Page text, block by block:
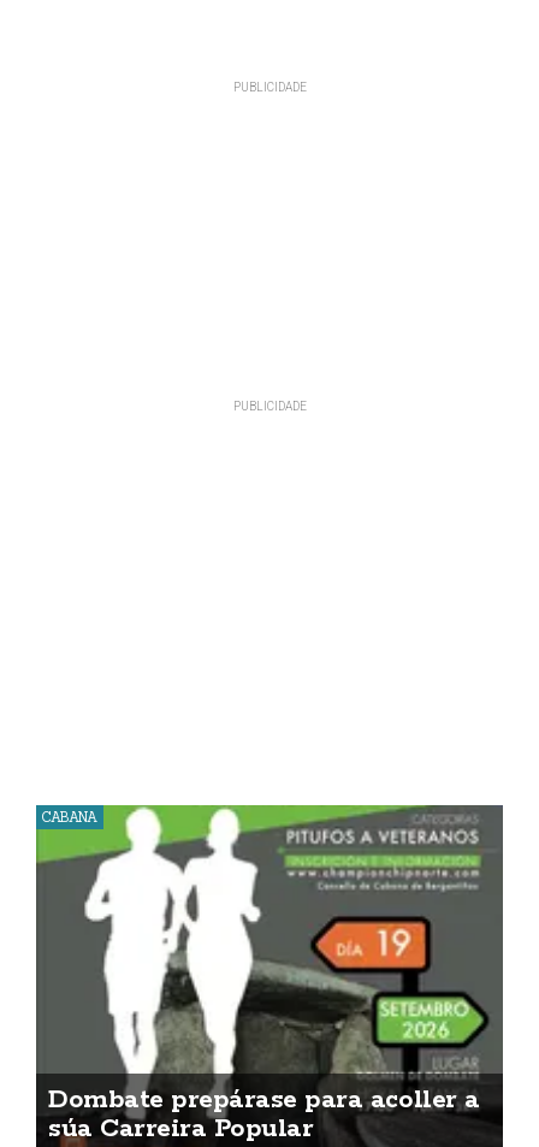
CABANA
Dombate prepárase para acoller a
súa Carreira Popular